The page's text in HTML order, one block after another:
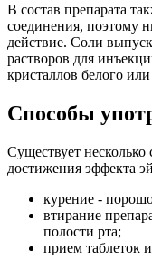
В состав препарата
соединения, поэтому
действие. Соли
растворов для
кристаллов белого
Способы
Существует
достижения эффекта
курение -
втирание
полости рта;
прием таблеток